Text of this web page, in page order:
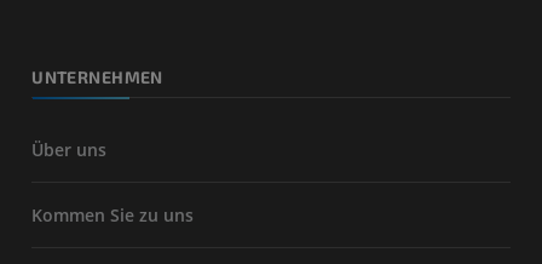
UNTERNEHMEN
Über uns
Kommen Sie zu uns